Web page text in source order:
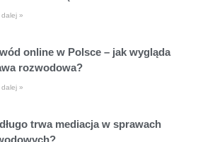
dalej »
online w Polsce – jak wygląda
rozwodowa?
dalej »
trwa mediacja w sprawach